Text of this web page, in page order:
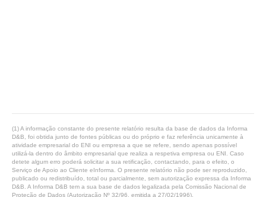
(1) A informação constante do presente relatório resulta da base de dados da Informa
D&B, foi obtida junto de fontes públicas ou do próprio e faz referência unicamente à
atividade empresarial do ENI ou empresa a que se refere, sendo apenas possível
utilizá-la dentro do âmbito empresarial que realiza a respetiva empresa ou ENI. Caso
detete algum erro poderá solicitar a sua retificação, contactando, para o efeito, o
Serviço de Apoio ao Cliente eInforma. O presente relatório não pode ser reproduzido,
publicado ou redistribuído, total ou parcialmente, sem autorização expressa da Informa
D&B. A Informa D&B tem a sua base de dados legalizada pela Comissão Nacional de
Proteção de Dados (Autorização Nº 32/96, emitida a 27/02/1996).